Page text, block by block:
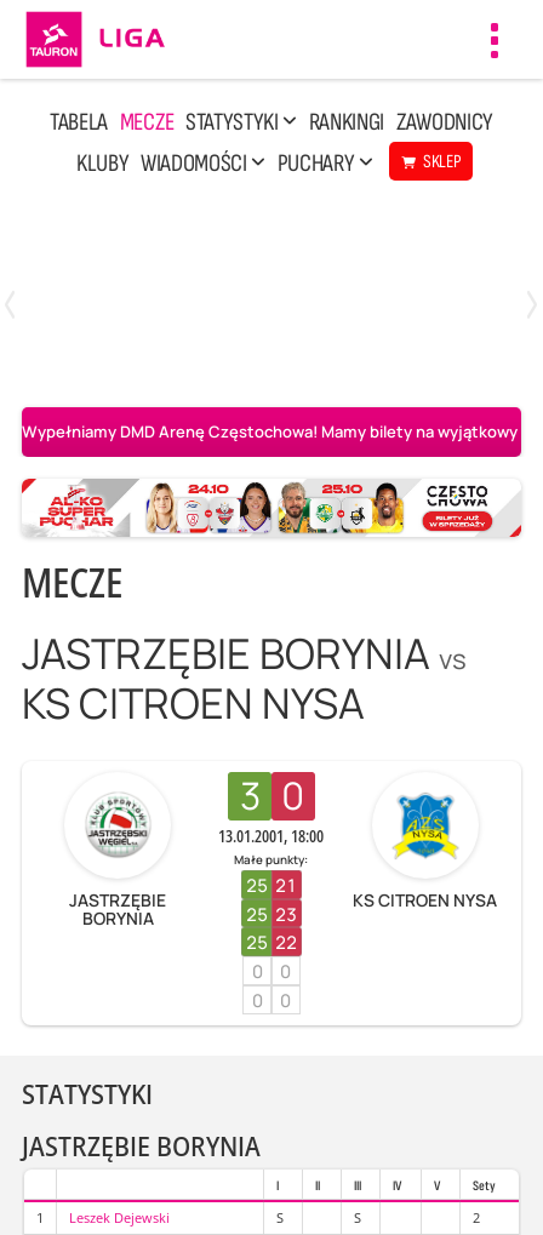
TABELA MECZE STATYSTYKI RANKINGI ZAWODNICY
KLUBY WIADOMOŚCI PUCHARY SKLEP
Wypełniamy DMD Arenę Częstochowa! Mamy bilety na wyjątkowy
MECZE
JASTRZĘBIE BORYNIA vs
KS CITROEN NYSA
JASTRZĘBIE
BORYNIA
3 0
13.01.2001, 18:00
Małe punkty:
25 21
25 23
25 22
0
0
0
0
KS CITROEN NYSA
STATYSTYKI
JASTRZĘBIE BORYNIA
I II III IV V Sety
1 Leszek Dejewski S S
2